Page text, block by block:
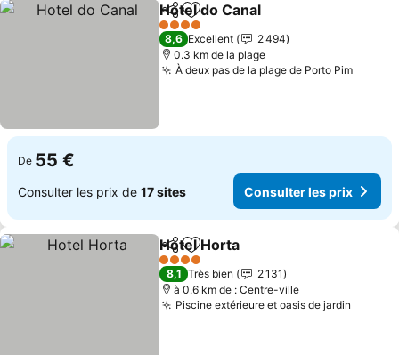
PartagerAjouter à mes favoris
Hotel do Canal
4 Étoiles
8,6 Excellent
2 494
0.3 km de la plage
À deux pas de la plage de Porto Pim
De 55 €
Consulter les prix de 17 sites Consulter les prix
PartagerAjouter à mes favoris
Hotel Horta
4 Étoiles
8,1 Très bien
2 131
à 0.6 km de : Centre-ville
Piscine extérieure et oasis de jardin